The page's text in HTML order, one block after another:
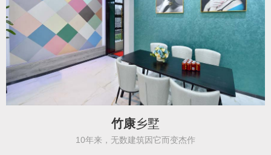
竹康乡墅
10年来，无数建筑因它而变杰作